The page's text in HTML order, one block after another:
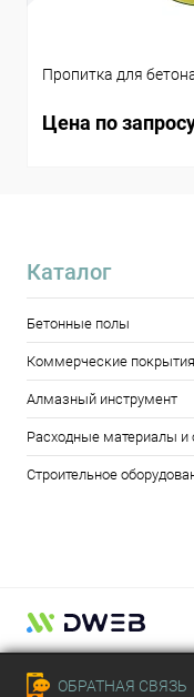
Пропитка для
Цена по
Каталог
Бетонные полы
Коммерческие покрытия
Алмазный инструмент
Расходные материалы и
Строительное
ОБРАТНАЯ СВЯЗЬ